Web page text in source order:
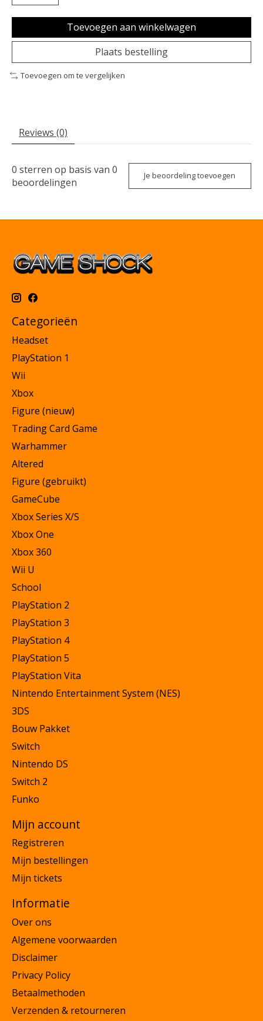
Toevoegen aan winkelwagen
Plaats bestelling
Toevoegen om te vergelijken
Reviews (0)
0 sterren op basis van 0
beoordelingen
Je beoordeling toevoegen
Categorieën
Headset
PlayStation 1
Wii
Xbox
Figure (nieuw)
Trading Card Game
Warhammer
Altered
Figure (gebruikt)
GameCube
Xbox Series X/S
Xbox One
Xbox 360
Wii U
School
PlayStation 2
PlayStation 3
PlayStation 4
PlayStation 5
PlayStation Vita
Nintendo Entertainment System (NES)
3DS
Bouw Pakket
Switch
Nintendo DS
Switch 2
Funko
Mijn account
Registreren
Mijn bestellingen
Mijn tickets
Informatie
Over ons
Algemene voorwaarden
Disclaimer
Privacy Policy
Betaalmethoden
Verzenden & retourneren